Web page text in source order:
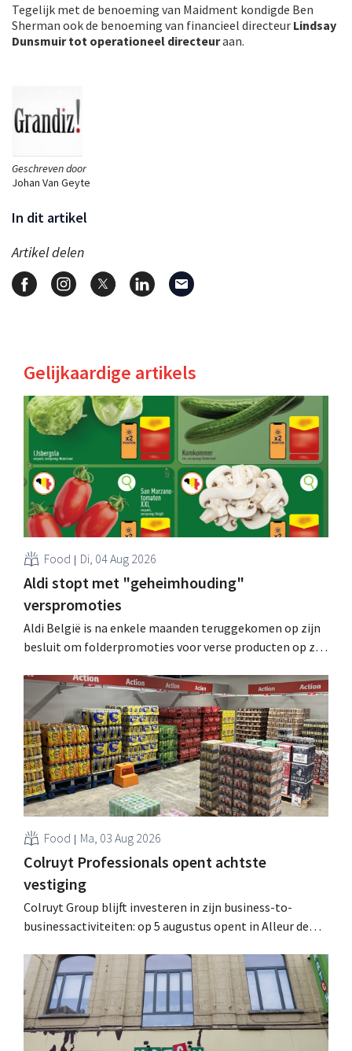
Geschreven door
Johan Van Geyte
In dit artikel
Artikel delen
Tegelijk met de benoeming van Maidment kondigde Ben
Sherman ook de benoeming van financieel directeur Lindsay
Dunsmuir tot operationeel directeuraan.
Gelijkaardige artikels
Food Di, 04 Aug 2026
Aldi stopt met "geheimhouding"
verspromoties
Aldi België is na enkele maanden teruggekomen op zijn
besluit om folderpromoties voor verse producten op zijn
werking treden: "Onze klanten willen goed
geïnformeerd worden." .
Food Ma, 03 Aug 2026
Colruyt Professionals opent achtste
vestiging
Colruyt Group blijft investeren in zijn business-to-
businessactiviteiten: op 5 augustus opent in Alleur de
winkelformule die zich uitsluitend richt op professionele
klanten. .